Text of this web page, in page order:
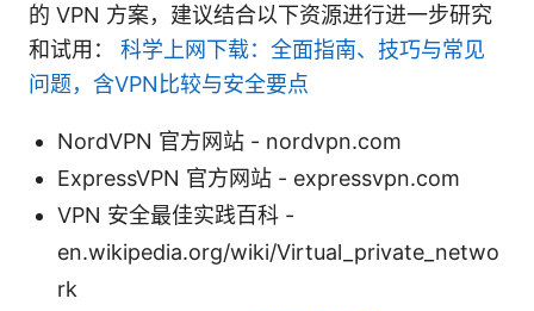
的 VPN 方案，建议结合以下资源进行进一步研究
和试用： 科学上网下载：全面指南、技巧与常见
问题，含VPN比较与安全要点
NordVPN 官方网站 - nordvpn.com
ExpressVPN 官方网站 - expressvpn.com
VPN 安全最佳实践百科 -
en.wikipedia.org/wiki/Virtual_private_netwo
rk